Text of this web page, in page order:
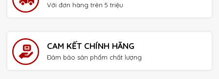
Với đơn hàng trên 5 triệu
CAM KẾT CHÍNH HÃNG
Đảm bảo sản phẩm chất lượng